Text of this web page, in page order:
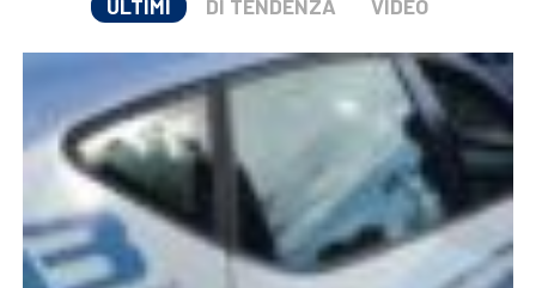
ULTIMI DI TENDENZA VIDEO